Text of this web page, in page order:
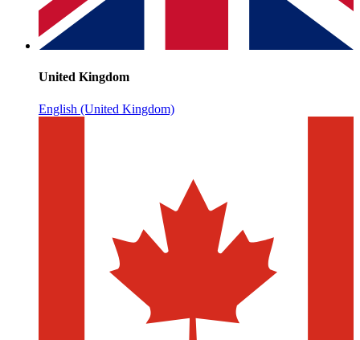
United Kingdom
English (United Kingdom)